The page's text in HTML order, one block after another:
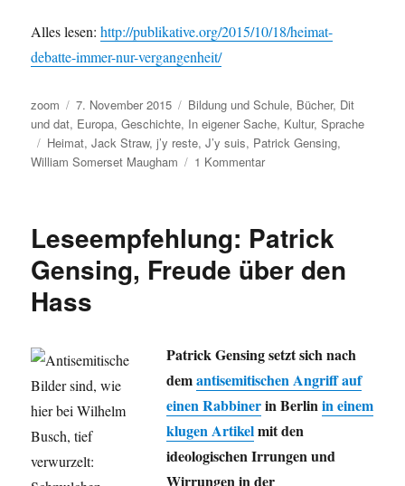
Alles lesen:http://publikative.org/2015/10/18/heimat-
debatte-immer-nur-vergangenheit/
Autor
zoom
Veröffentlicht
am
7. November 2015 Kategorien
Bildung und Schule, Bücher, Dit
und dat, Europa,Geschichte, In eigener Sache, Kultur,Sprache
Schlagwörter
Heimat,Jack Straw,j’y reste,J’y suis, Patrick Gensing,
William Somerset Maugham
1 Kommentarzu
reste“,
warum
habe.
Leseempfehlung: Patrick
Gensing, Freude über den
Hass
Patrick Gensing setzt sich nach
demantisemitischen Angriff auf
einen Rabbinerin Berlinin einem
klugen Artikelmit den
ideologischen Irrungen und
Wirrungen in der